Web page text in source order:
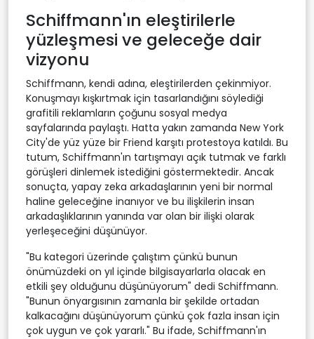
Schiffmann'ın eleştirilerle
yüzleşmesi ve geleceğe dair
vizyonu
Schiffmann, kendi adına, eleştirilerden çekinmiyor.
Konuşmayı kışkırtmak için tasarlandığını söylediği
grafitili reklamların çoğunu sosyal medya
sayfalarında paylaştı. Hatta yakın zamanda New York
City'de yüz yüze bir Friend karşıtı protestoya katıldı. Bu
tutum, Schiffmann'ın tartışmayı açık tutmak ve farklı
görüşleri dinlemek istediğini göstermektedir. Ancak
sonuçta, yapay zeka arkadaşlarının yeni bir normal
haline geleceğine inanıyor ve bu ilişkilerin insan
arkadaşlıklarının yanında var olan bir ilişki olarak
yerleşeceğini düşünüyor.
"Bu kategori üzerinde çalıştım çünkü bunun
önümüzdeki on yıl içinde bilgisayarlarla olacak en
etkili şey olduğunu düşünüyorum" dedi Schiffmann.
"Bunun önyargısının zamanla bir şekilde ortadan
kalkacağını düşünüyorum çünkü çok fazla insan için
çok uygun ve çok yararlı." Bu ifade, Schiffmann'ın